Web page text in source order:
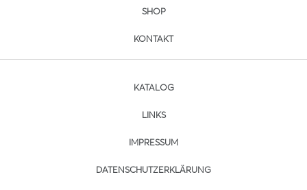
SHOP
KONTAKT
KATALOG
LINKS
IMPRESSUM
DATENSCHUTZERKLÄRUNG